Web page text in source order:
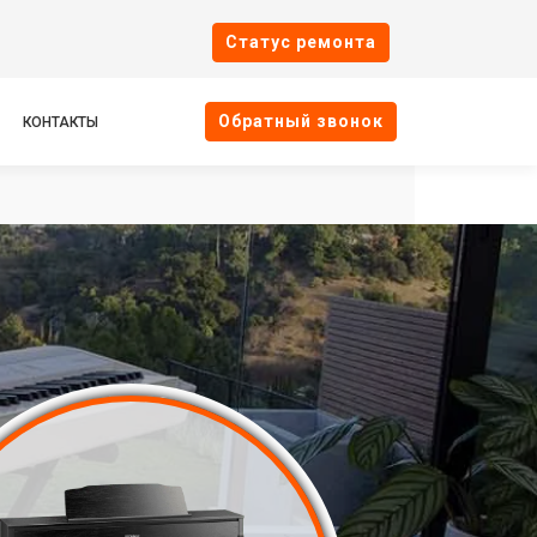
Cтатус ремонта
КОНТАКТЫ Oбратный звонок